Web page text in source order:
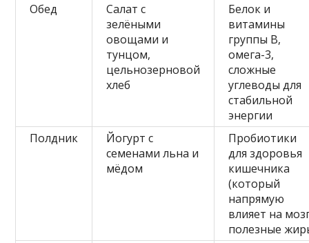
Обед
Салат с
зелёными
овощами и
тунцом,
цельнозерновой
хлеб
Белок и
витамины
группы B,
омега-3,
сложные
углеводы для
стабильной
энергии
Полдник
Йогурт с
семенами льна и
мёдом
Пробиотики
для здоровья
кишечника
(который
напрямую
влияет на
полезные